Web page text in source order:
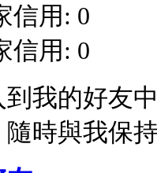
信用: 0
信用: 0
到我的好友
隨時與我保